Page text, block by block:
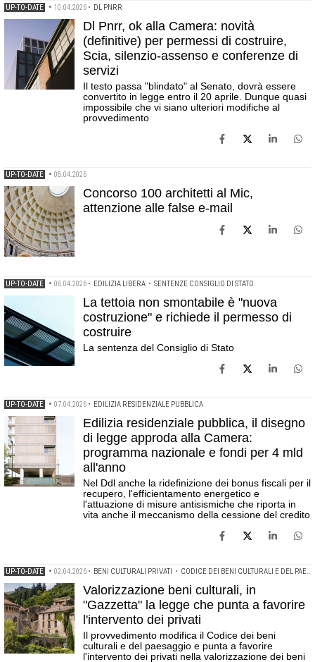
UP-TO-DATE • 10.04.2026 • DL PNRR
Dl Pnrr, ok alla Camera: novità
(definitive) per permessi di costruire,
Scia, silenzio-assenso e conferenze di
servizi
Il testo passa "blindato" al Senato, dovrà essere
convertito in legge entro il 20 aprile. Dunque quasi
impossibile che vi siano ulteriori modifiche al
provvedimento
UP-TO-DATE • 08.04.2026
Concorso 100 architetti al Mic,
attenzione alle false e-mail
UP-TO-DATE • 08.04.2026 • EDILIZIA LIBERA • SENTENZE CONSIGLIO DI STATO
La tettoia non smontabile è "nuova
costruzione" e richiede il permesso di
costruire
La sentenza del Consiglio di Stato
UP-TO-DATE • 07.04.2026 • EDILIZIA RESIDENZIALE PUBBLICA
Edilizia residenziale pubblica, il disegno
di legge approda alla Camera:
programma nazionale e fondi per 4 mld
all'anno
Nel Ddl anche la ridefinizione dei bonus fiscali per il
recupero, l'efficientamento energetico e
l'attuazione di misure antisismiche che riporta in
vita anche il meccanismo della cessione del credito
UP-TO-DATE • 02.04.2026 • BENI CULTURALI PRIVATI • CODICE DEI BENI CULTURALI E DEL PAESAGGIO
Valorizzazione beni culturali, in
"Gazzetta" la legge che punta a favorire
l'intervento dei privati
Il provvedimento modifica il Codice dei beni
culturali e del paesaggio e punta a favorire
l'intervento dei privati nella valorizzazione dei beni